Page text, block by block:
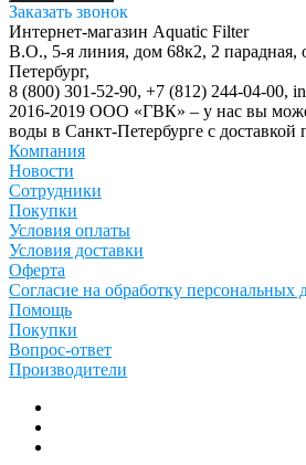
Заказать звонок
Интернет-магазин Aquatic Filter
В.О., 5-я линия, дом 68к2, 2 парадная,
Петербург,
8 (800) 301-52-90, +7 (812) 244-04-00,
2016-2019 ООО «ГВК» – у нас вы
воды в Санкт-Петербурге с доставкой
Компания
Новости
Сотрудники
Покупки
Условия оплаты
Условия доставки
Оферта
Согласие на обработку персональных
Помощь
Покупки
Вопрос-ответ
Производители